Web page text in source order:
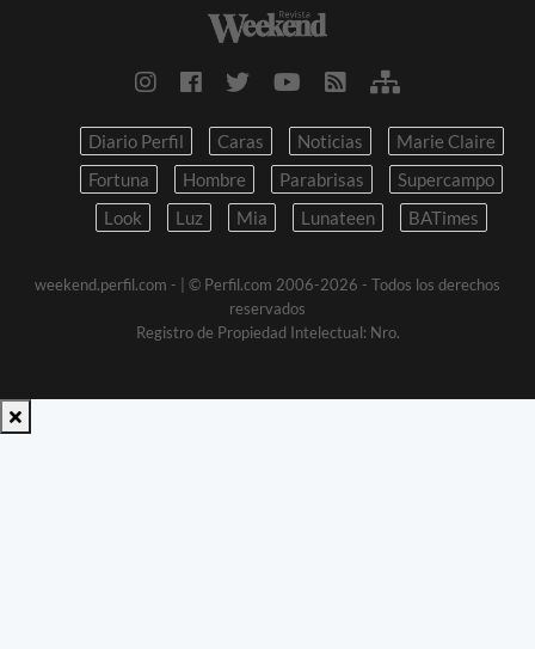
Diario Perfil Caras Noticias
Marie Claire
Fortuna
Hombre Parabrisas
Supercampo
Look
Luz Mia Lunateen BATimes
weekend.perfil.com -
| © Perfil.com 2006-2026 - Todos los derechos
reservados
Registro de Propiedad Intelectual: Nro.